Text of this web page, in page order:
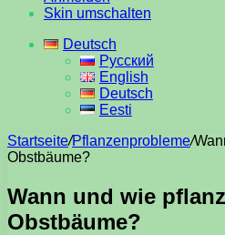
Skin umschalten
Deutsch
Русский
English
Deutsch
Eesti
Startseite/Pflanzenprobleme/
Obstbäume?
Wann und wie
Obstbäume?